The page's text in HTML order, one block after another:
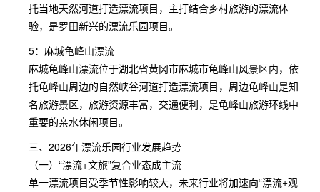
托当地天然河道打造漂流项目，主打结合乡村旅游的漂流体
验，是罗田新兴的漂流乐园项目。
5：麻城龟峰山漂流
麻城龟峰山漂流位于湖北省黄冈市麻城市龟峰山风景区内，依
托龟峰山周边的自然峡谷河道打造漂流项目，周边龟峰山是知
名旅游景区，旅游资源丰富，交通便利，是龟峰山旅游环线中
重要的亲水休闲项目。
三、2026年漂流乐园行业发展趋势
（一）“漂流+文旅”复合业态成主流
单一漂流项目受季节性影响较大，未来行业将加速向“漂流+观